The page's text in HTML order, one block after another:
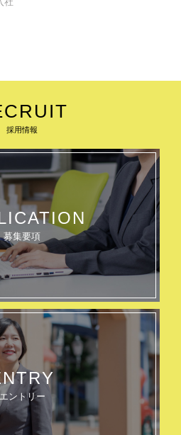
採用情報
募集要項
エントリー